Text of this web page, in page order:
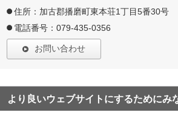
住所：加古郡播磨町東本荘1丁目5番30号
電話番号：079-435-0356
お問い合わせ
より良いウェブサイトにするためにみ